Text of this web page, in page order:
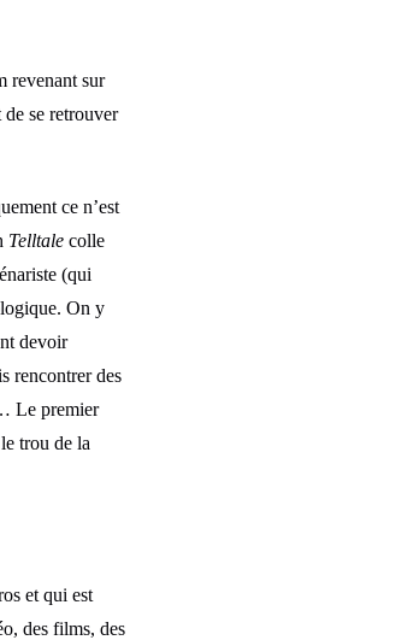
revenant sur
de se retrouver
ce n’est
Telltale colle
(qui
On y
devoir
rencontrer des
Le premier
trou de la
et qui est
des films, des